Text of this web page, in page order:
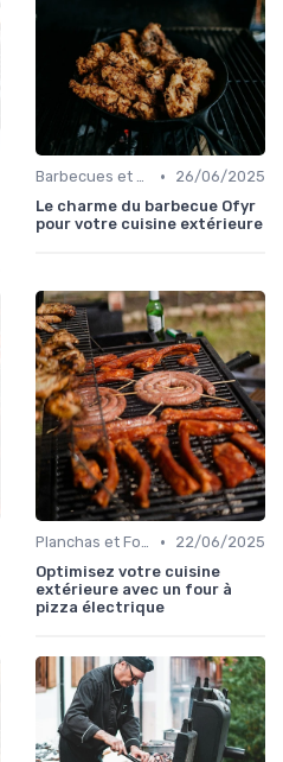
Barbecues et Grills •
26/06/2025
Le charme du barbecue Ofyr
pour votre cuisine extérieure
Planchas et Fours à Pizza •
22/06/2025
Optimisez votre cuisine
extérieure avec un four à
pizza électrique